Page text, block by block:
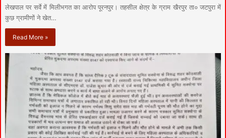
लेखपाल पर सर्वे में मिलीभगत का आरोप पूरनपुर। तहसील क्षेत्र के ग्राम खैरपुर ता० जटपुरा में
कुछ ग्रामीणों ने खेत…
Read More »